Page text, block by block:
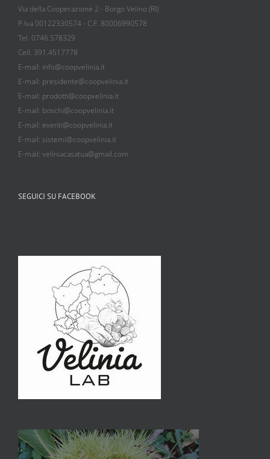
Via della Cooperazione 2 - Borgo Velino (RI)
P.Iva 00122330574 - C.F. 80006990578
Tel. 0746.578329
Cell. 391.4517778
E-mail: info@coopvelinia.it
E-mail: presidente@coopvelinia.it
E-mail: prodotti@coopvelinia.it
E-mail: boschi@coopvelinia.it
E-mail: eventi@coopvelinia.it
E-mail: sistemi@coopvelinia.it
E-mail: veliniacasatua@gmail.com
SEGUICI SU FACEBOOK